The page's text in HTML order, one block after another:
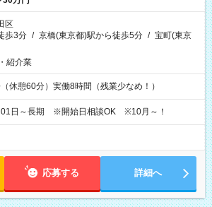
区
歩3分 / 京橋(東京都)駅から徒歩5分 / 宝町(東京
紹介業
休憩60分）実働8時間（残業少なめ！）
01日～長期 ※開始日相談OK ※10月～！
応募する 詳細へ